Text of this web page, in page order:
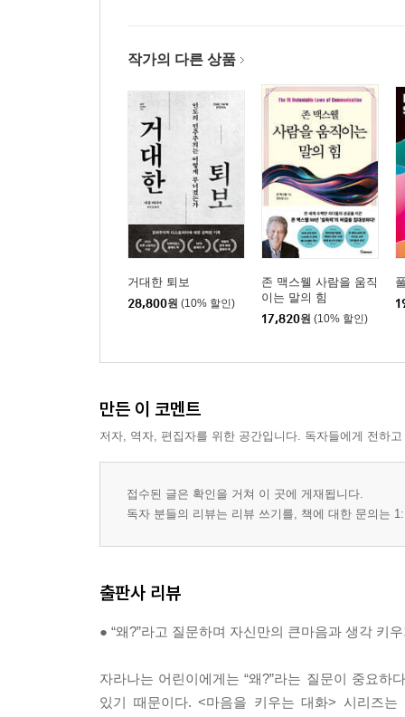
작가의 다른 상품
거대한 퇴보
28,800원 (10% 할인)
존 맥스웰 사람을 움직
이는 말의 힘
17,820원 (10% 할인)
만든 이 코멘트
저자, 역자, 편집자를 위한 공간입니다. 독자들에게 전하
접수된 글은 확인을 거쳐 이 곳에 게재됩니다.
독자 분들의 리뷰는 리뷰 쓰기를, 책에 대한 문의는
출판사 리뷰
● “왜?”라고 질문하며 자신만의 큰마음과 생각 키
자라나는 어린이에게는 “왜?”라는 질문이 중요
있기 때문이다. <마음을 키우는 대화> 시리즈